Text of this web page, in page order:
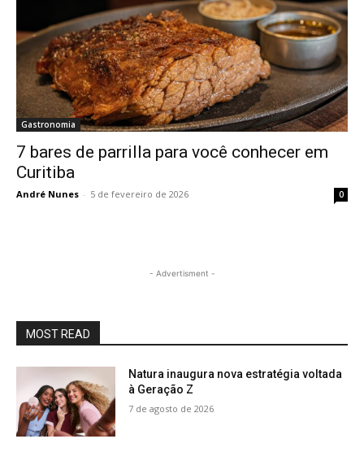
Gastronomia
7 bares de parrilla para você conhecer em
Curitiba
André Nunes - 5 de fevereiro de 2026 0
- Advertisment -
MOST READ
Natura inaugura nova estratégia voltada
à Geração Z
7 de agosto de 2026